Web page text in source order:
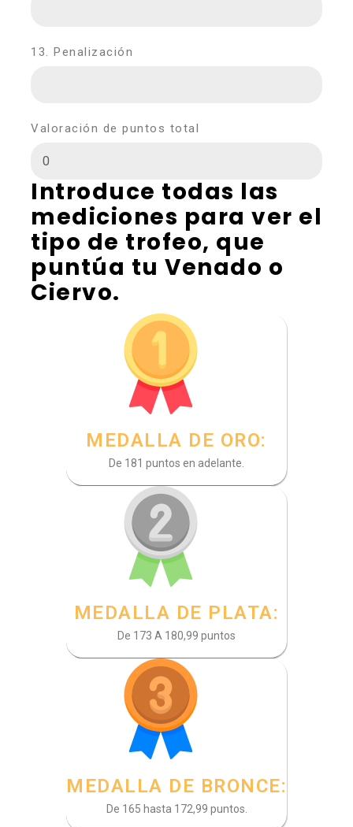
13. Penalización
Valoración de puntos total
Introduce todas las
mediciones para ver el
tipo de trofeo, que
puntúa tu Venado o
Ciervo.
MEDALLA DE ORO:
De 181 puntos en adelante.
MEDALLA DE PLATA:
De 173 A 180,99 puntos
MEDALLA DE BRONCE:
De 165 hasta 172,99 puntos.